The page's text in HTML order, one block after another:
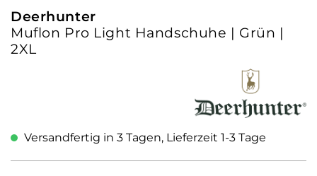
Deerhunter
Muflon Pro Light Handschuhe | Grün |
2XL
Versandfertig in 3 Tagen, Lieferzeit 1-3 Tage